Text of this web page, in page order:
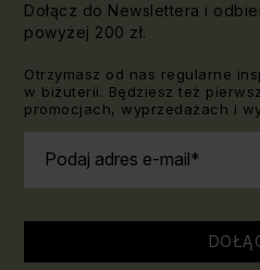
Dołącz do Newslettera i
powyżej 200 zł.
Otrzymasz od nas regularne
w biżuterii. Będziesz też
promocjach, wyprzedażach i
Podaj adres e-mail